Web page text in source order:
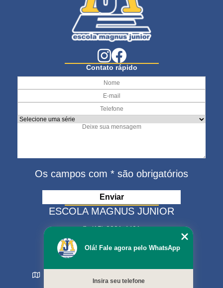
Contato rápido
Os campos com * são obrigatórios
ESCOLA MAGNUS JUNIOR
(15) 3321-4401
(15) 99630-9333
matriculas@escolamagnus.com.br
Sorocaba - SP - CEP: 18044-130
Olá! Fale agora pelo WhatsApp
Insira seu telefone